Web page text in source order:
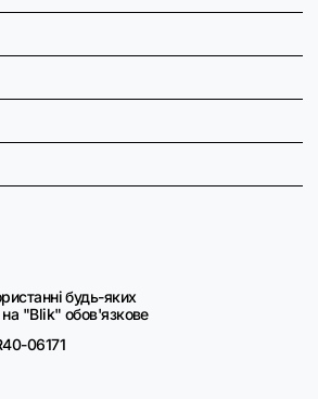
будь-яких
на "Blik" обов'язкове
06171